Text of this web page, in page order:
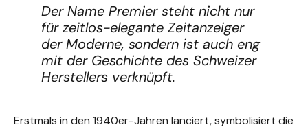
Der Name Premier steht nicht nur
für zeitlos-elegante Zeitanzeiger
der Moderne, sondern ist auch eng
mit der Geschichte des Schweizer
Herstellers verknüpft.
Erstmals in den 1940er-Jahren lanciert, symbolisiert die